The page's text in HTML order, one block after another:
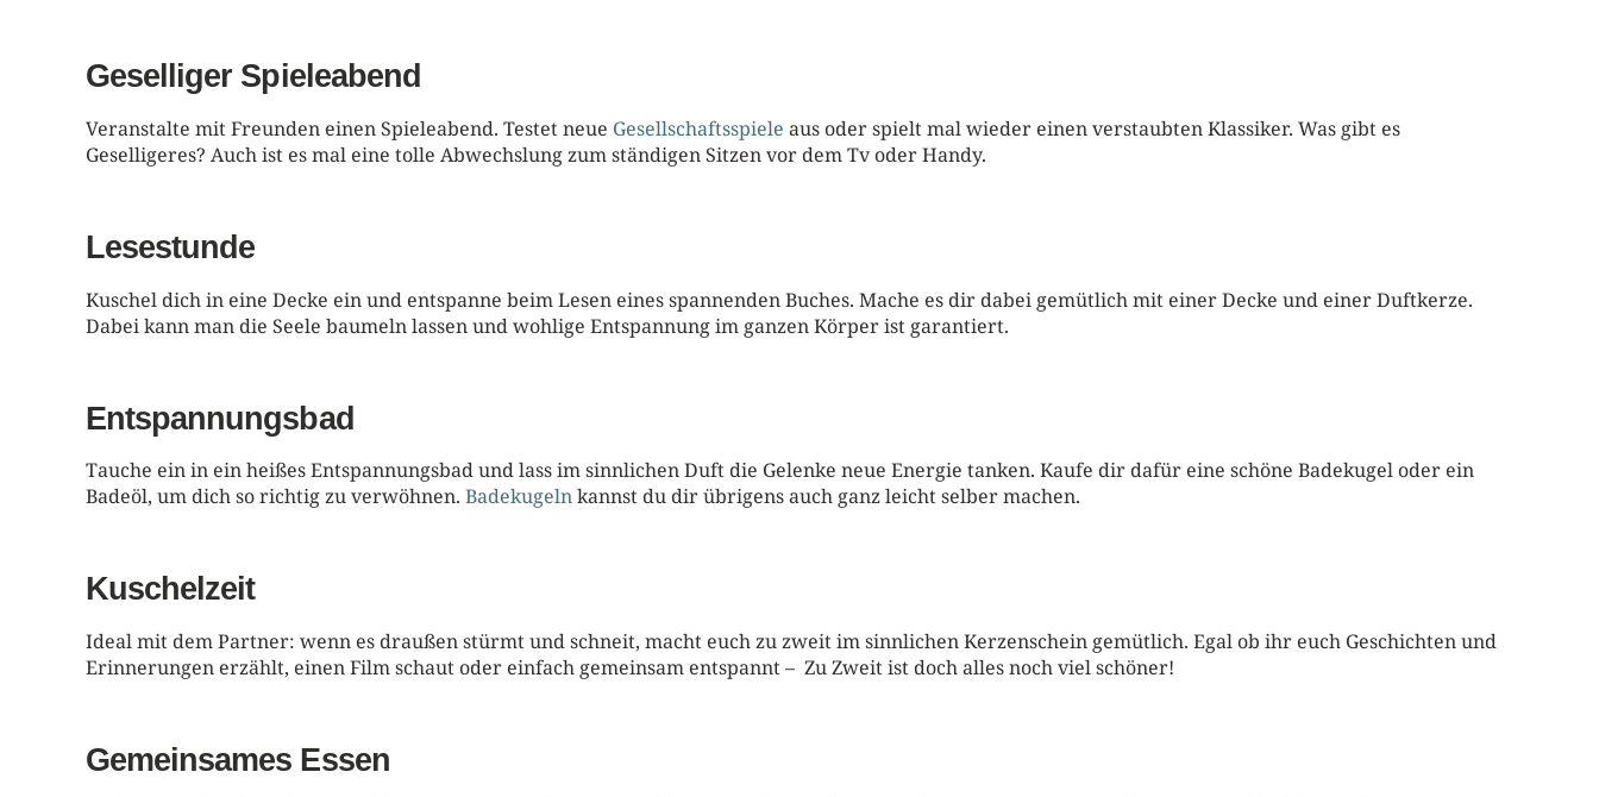
Geselliger Spieleabend
Veranstalte mit Freunden einen Spieleabend. Testet neue Gesellschaftsspiele aus oder spielt mal wieder einen verstaubten Klassiker. Was gibt es
Geselligeres? Auch ist es mal eine tolle Abwechslung zum ständigen Sitzen vor dem Tv oder Handy.
Lesestunde
Kuschel dich in eine Decke ein und entspanne beim Lesen eines spannenden Buches. Mache es dir dabei gemütlich mit einer Decke und einer Duftkerze.
Dabei kann man die Seele baumeln lassen und wohlige Entspannung im ganzen Körper ist garantiert.
Entspannungsbad
Tauche ein in ein heißes Entspannungsbad und lass im sinnlichen Duft die Gelenke neue Energie tanken. Kaufe dir dafür eine schöne Badekugel oder ein
Badeöl, um dich so richtig zu verwöhnen. Badekugelnkannst du dir übrigens auch ganz leicht selber machen.
Kuschelzeit
Ideal mit dem Partner: wenn es draußen stürmt und schneit, macht euch zu zweit im sinnlichen Kerzenschein gemütlich. Egal ob ihr euch Geschichten und
Erinnerungen erzählt, einen Film schaut oder einfach gemeinsam entspannt – Zu Zweit ist doch alles noch viel schöner!
Gemeinsames Essen